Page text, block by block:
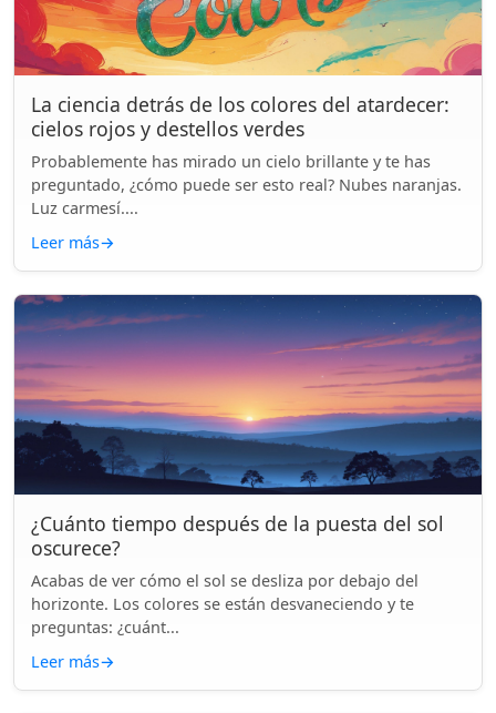
La ciencia detrás de los colores del atardecer:
cielos rojos y destellos verdes
Probablemente has mirado un cielo brillante y te has
preguntado, ¿cómo puede ser esto real? Nubes naranjas.
Luz carmesí....
Leer más→
¿Cuánto tiempo después de la puesta del sol
oscurece?
Acabas de ver cómo el sol se desliza por debajo del
horizonte. Los colores se están desvaneciendo y te
preguntas: ¿cuánt...
Leer más→